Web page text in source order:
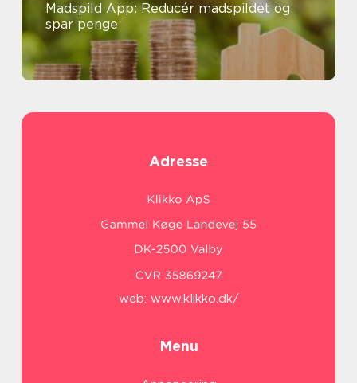
Madspild App: Reducér madspildet og
spar penge
Adresse
web: www.klikko.dk/
Menu